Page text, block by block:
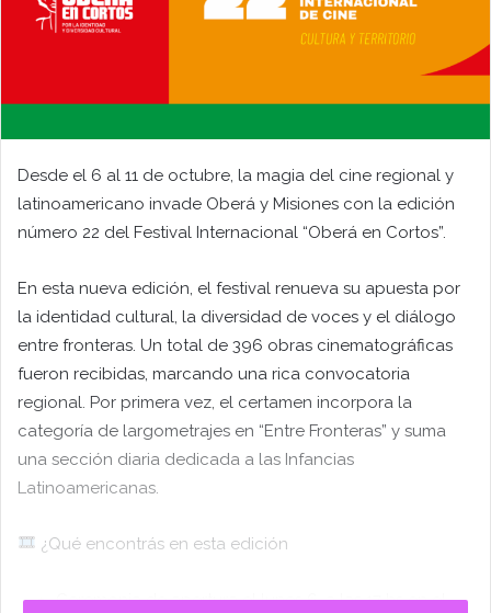
Desde el 6 al 11 de octubre, la magia del cine regional y
latinoamericano invade Oberá y Misiones con la edición
número 22 del Festival Internacional “Oberá en Cortos”.
En esta nueva edición, el festival renueva su apuesta por
la identidad cultural, la diversidad de voces y el diálogo
entre fronteras. Un total de 396 obras cinematográficas
fueron recibidas, marcando una rica convocatoria
regional. Por primera vez, el certamen incorpora la
categoría de largometrajes en “Entre Fronteras” y suma
una sección diaria dedicada a las Infancias
Latinoamericanas.
¿Qué encontrás en esta edición
Ceremonia de apertura el lunes 6, a las 17 hs en el